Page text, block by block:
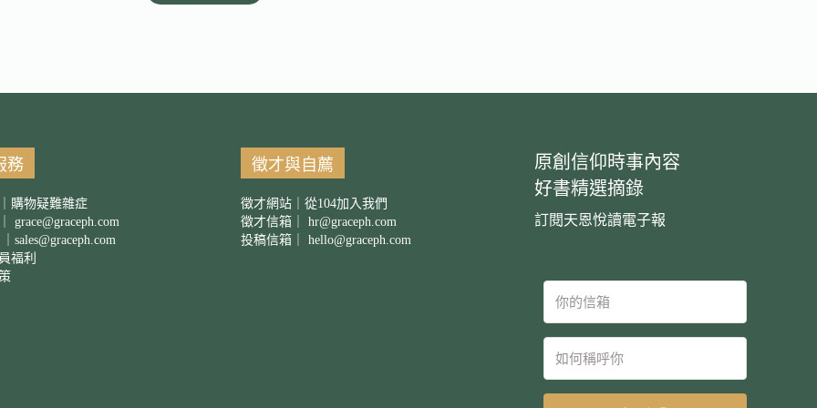
務
購物疑難雜症
grace@graceph.com
sales@graceph.com
福利
徵才與自薦
徵才網站｜從104加入我們
徵才信箱｜ hr@graceph.com
投稿信箱｜ hello@graceph.com
原創信仰時事內容
好書精選摘錄
訂閱天恩悅讀電子報